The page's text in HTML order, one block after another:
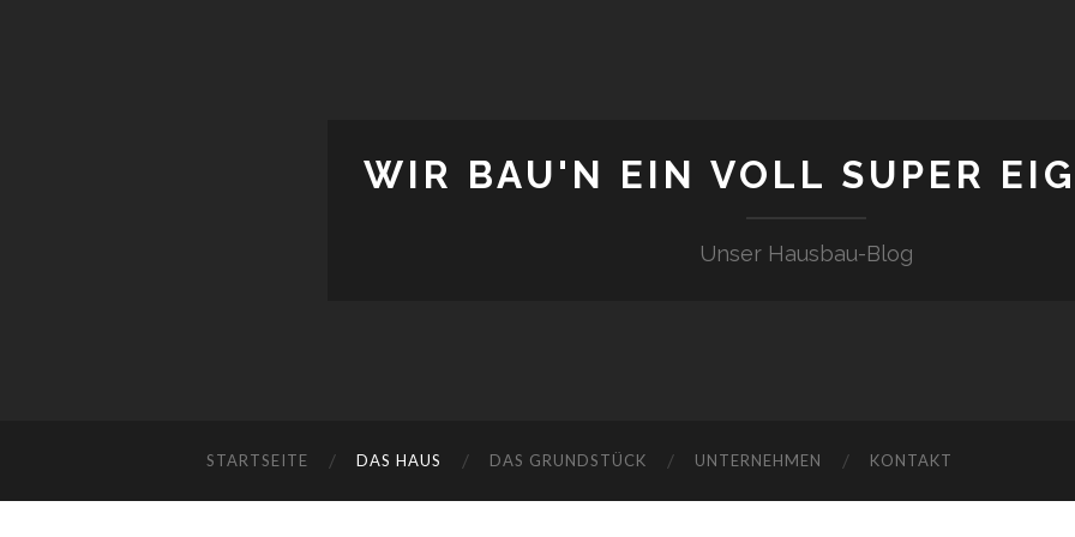
WIR BAU'N EIN VOLL SUPER
Unser Hausbau-Blog
STARTSEITE DAS HAUS DAS GRUNDSTÜCK UNTERNEHMEN KONTAKT